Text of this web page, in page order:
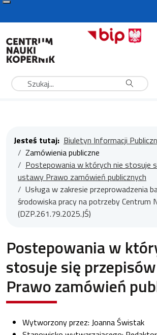
Jesteś tutaj: Biuletyn Informacji
Zamówienia publiczne
Postepowania w których nie stosuje
ustawy Prawo zamówień publicznych
Usługa w zakresie przeprowadzenia
środowiska pracy na potrzeby Centrum
(DZP.261.79.2025.JŚ)
Postepowania w
stosuje się
Prawo zamówień
Wytworzony przez: Joanna Świstak